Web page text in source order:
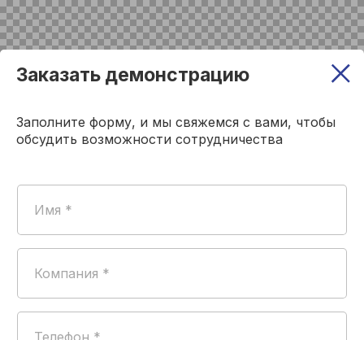
Заказать демонстрацию
Заполните форму, и мы свяжемся с вами, чтобы
обсудить возможности сотрудничества